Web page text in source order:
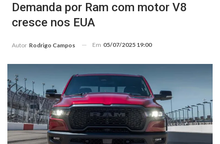
Demanda por Ram com motor V8
cresce nos EUA
Autor Rodrigo Campos Em 05/07/2025 19:00